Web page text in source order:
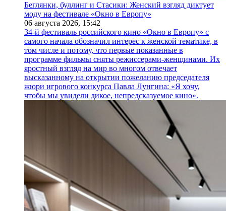
Беглянки, буллинг и Стасики: Женский взгляд диктует
моду на фестивале «Окно в Европу»
06 августа 2026, 15:42
34-й фестиваль российского кино «Окно в Европу» с
самого начала обозначил интерес к женской тематике, в
том числе и потому, что первые показанные в
программе фильмы сняты режиссерами-женщинами. Их
яростный взгляд на мир во многом отвечает
высказанному на открытии пожеланию председателя
жюри игрового конкурса Павла Лунгина: «Я хочу,
чтобы мы увидели дикое, непредсказуемое кино».